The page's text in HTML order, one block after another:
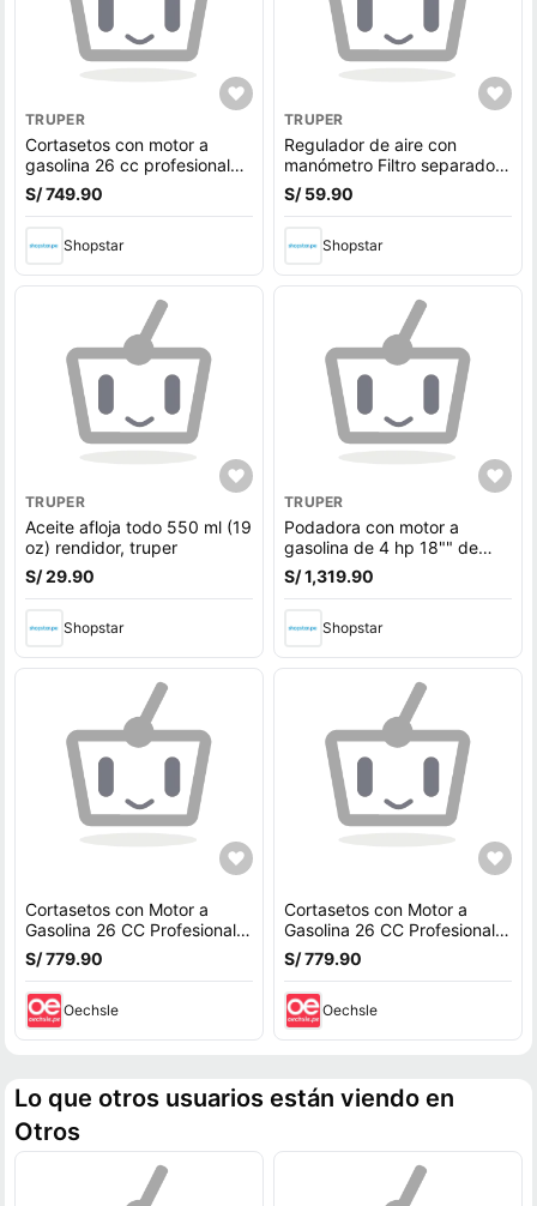
TRUPER
Cortasetos con motor a
gasolina 26 cc profesional
Truper
S/ 749.90
Shopstar
TRUPER
Regulador de aire con
manómetro Filtro separador
de agua y aceite
S/ 59.90
Shopstar
TRUPER
Aceite afloja todo 550 ml (19
oz) rendidor, truper
S/ 29.90
Shopstar
TRUPER
Podadora con motor a
gasolina de 4 hp 18"" de
corte Truper
S/ 1,319.90
Shopstar
Cortasetos con Motor a
Gasolina 26 CC Profesional
Truper 12251
S/ 779.90
Oechsle
Cortasetos con Motor a
Gasolina 26 CC Profesional
Truper 12251
S/ 779.90
Oechsle
Lo que otros usuarios están viendo en
Otros